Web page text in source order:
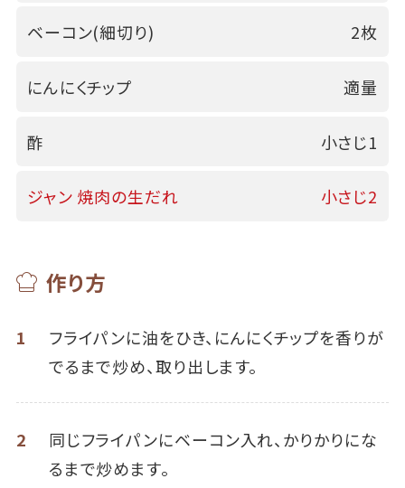
ベーコン(細切り) 2枚
にんにくチップ 適量
酢 小さじ1
ジャン 焼肉の生だれ 小さじ2
作り方
1
フライパンに油をひき、にんにくチップを香りが
でるまで炒め、取り出します。
2
同じフライパンにベーコン入れ、かりかりにな
るまで炒めます。